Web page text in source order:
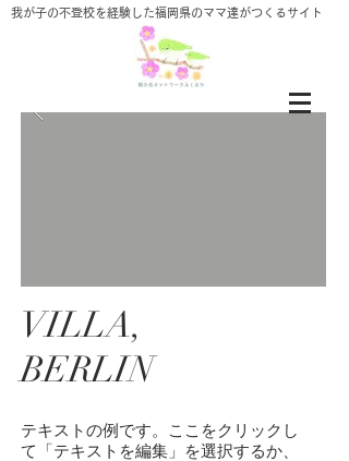
​我が子の不登校を経験した福岡県のママ達がつくるサイト
VILLA,
BERLIN
テキストの例です。ここをクリックし
て「テキストを編集」を選択するか、